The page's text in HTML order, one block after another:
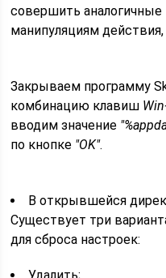
совершить
манипуляциям
Закрываем программу
комбинацию клавиш
вводим значение
по кнопке "OK".
В открывшейся
Существует три
для сброса настроек: